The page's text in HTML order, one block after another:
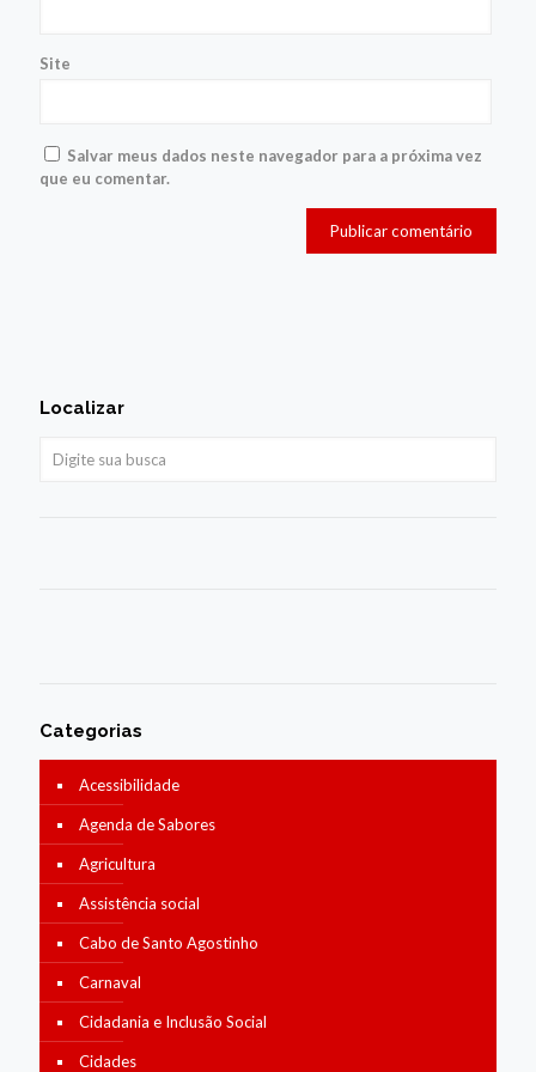
Site
Salvar meus dados neste navegador para a próxima vez
que eu comentar.
Localizar
Categorias
Acessibilidade
Agenda de Sabores
Agricultura
Assistência social
Cabo de Santo Agostinho
Carnaval
Cidadania e Inclusão Social
Cidades